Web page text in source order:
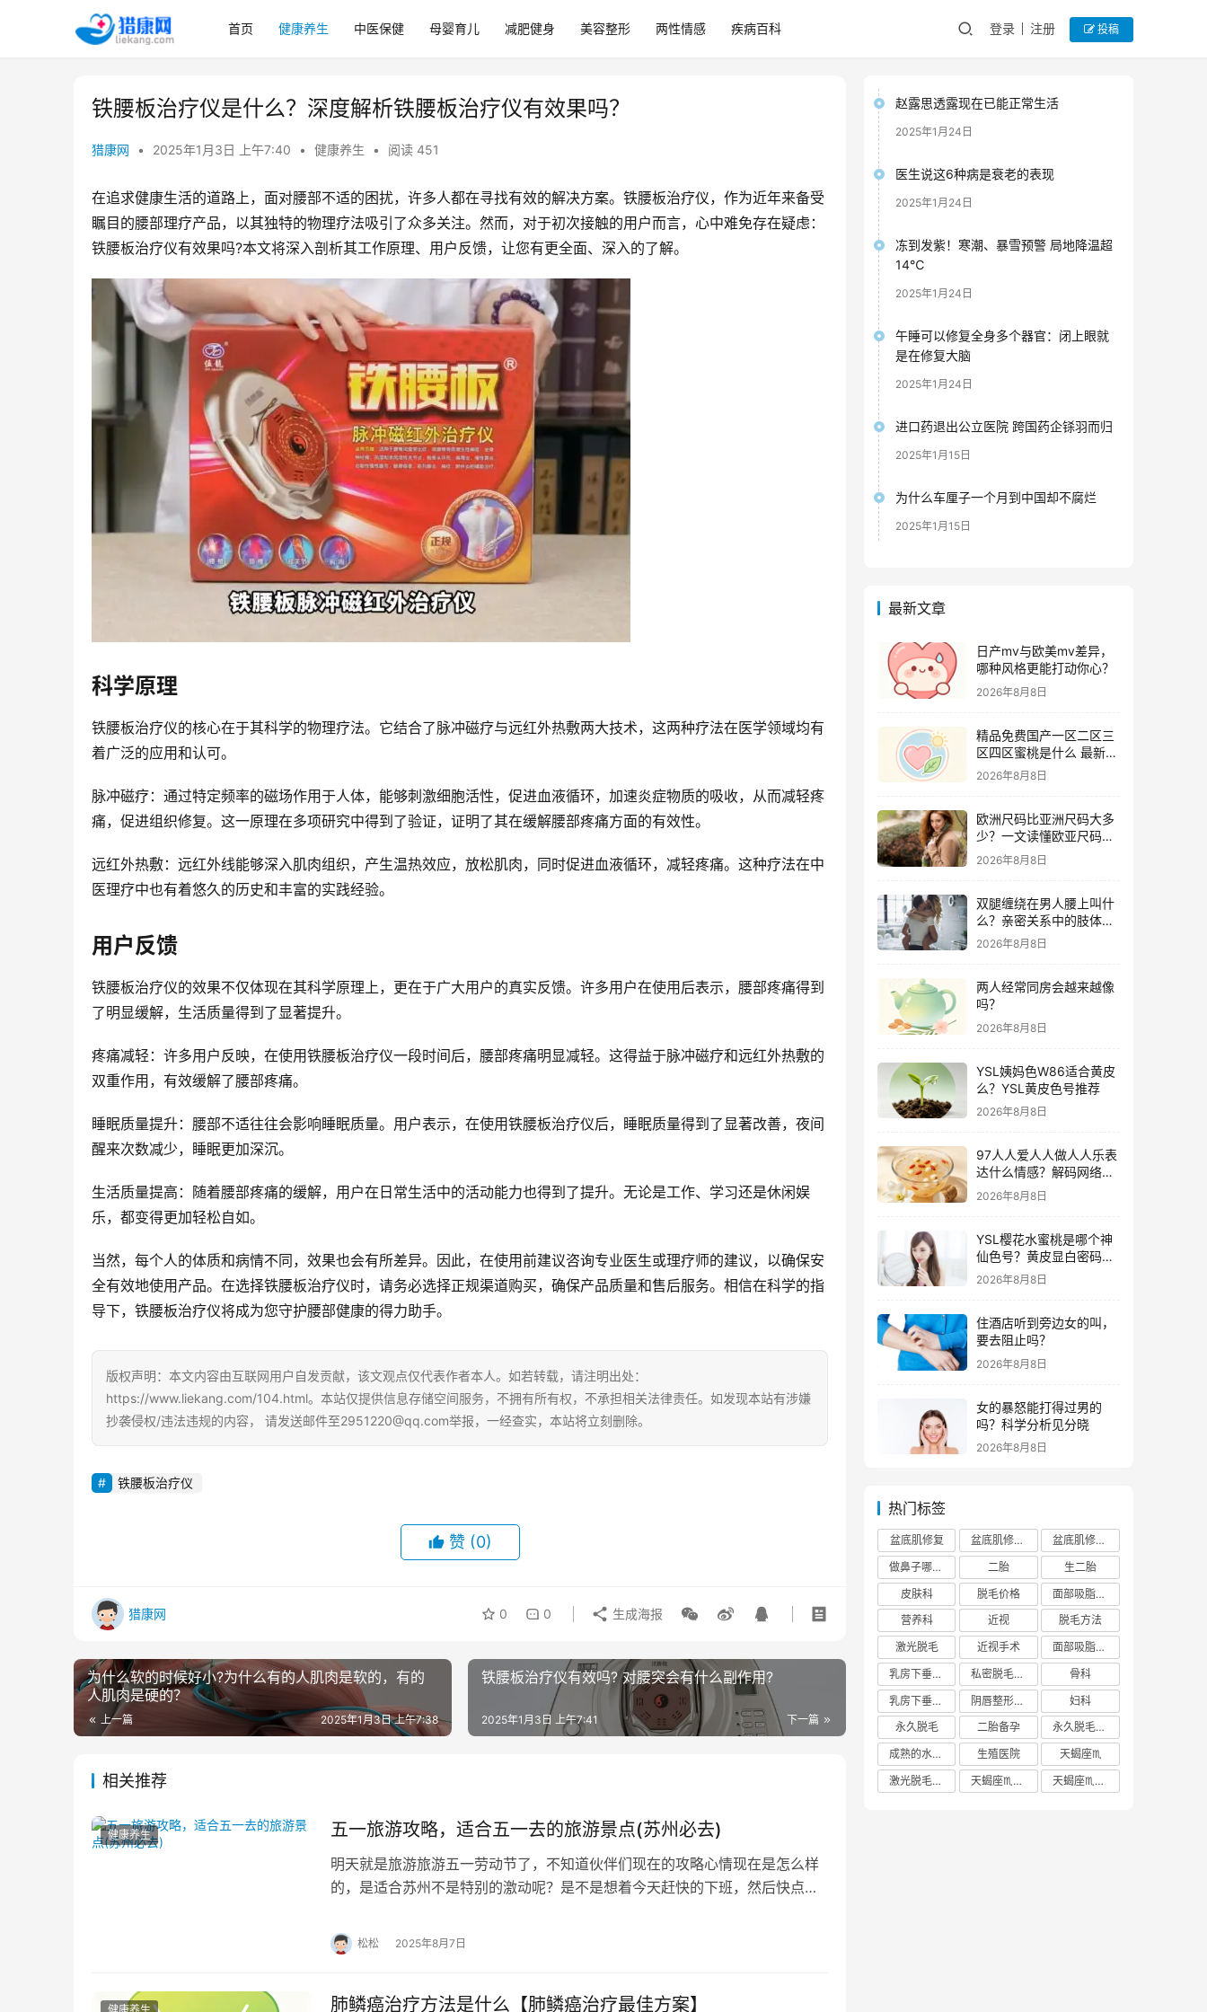
首页 健康养生 中医保健 母婴育儿 减肥健身 美容整形 两性情感 疾病百科 登录 注册 投稿
铁腰板治疗仪是什么？深度解析铁腰板治疗仪有效果吗？
猎康网 • 2025年1月3日 上午7:40 • 健康养生 • 阅读 451
在追求健康生活的道路上，面对腰部不适的困扰，许多人都在寻找有效的解决方案。铁腰板治疗仪，作为近年来备受
瞩目的腰部理疗产品，以其独特的物理疗法吸引了众多关注。然而，对于初次接触的用户而言，心中难免存在疑虑：
铁腰板治疗仪有效果吗?本文将深入剖析其工作原理、用户反馈，让您有更全面、深入的了解。
科学原理
铁腰板治疗仪的核心在于其科学的物理疗法。它结合了脉冲磁疗与远红外热敷两大技术，这两种疗法在医学领域均有
着广泛的应用和认可。
脉冲磁疗：通过特定频率的磁场作用于人体，能够刺激细胞活性，促进血液循环，加速炎症物质的吸收，从而减轻疼
痛，促进组织修复。这一原理在多项研究中得到了验证，证明了其在缓解腰部疼痛方面的有效性。
远红外热敷：远红外线能够深入肌肉组织，产生温热效应，放松肌肉，同时促进血液循环，减轻疼痛。这种疗法在中
医理疗中也有着悠久的历史和丰富的实践经验。
用户反馈
铁腰板治疗仪的效果不仅体现在其科学原理上，更在于广大用户的真实反馈。许多用户在使用后表示，腰部疼痛得到
了明显缓解，生活质量得到了显著提升。
疼痛减轻：许多用户反映，在使用铁腰板治疗仪一段时间后，腰部疼痛明显减轻。这得益于脉冲磁疗和远红外热敷的
双重作用，有效缓解了腰部疼痛。
睡眠质量提升：腰部不适往往会影响睡眠质量。用户表示，在使用铁腰板治疗仪后，睡眠质量得到了显著改善，夜间
醒来次数减少，睡眠更加深沉。
生活质量提高：随着腰部疼痛的缓解，用户在日常生活中的活动能力也得到了提升。无论是工作、学习还是休闲娱
乐，都变得更加轻松自如。
当然，每个人的体质和病情不同，效果也会有所差异。因此，在使用前建议咨询专业医生或理疗师的建议，以确保安
全有效地使用产品。在选择铁腰板治疗仪时，请务必选择正规渠道购买，确保产品质量和售后服务。相信在科学的指
导下，铁腰板治疗仪将成为您守护腰部健康的得力助手。
版权声明：本文内容由互联网用户自发贡献，该文观点仅代表作者本人。如若转载，请注明出处：
https://www.liekang.com/104.html。本站仅提供信息存储空间服务，不拥有所有权，不承担相关法律责任。如发现本站有涉嫌
抄袭侵权/违法违规的内容， 请发送邮件至2951220@qq.com举报，一经查实，本站将立刻删除。
铁腰板治疗仪
赞 (0)
猎康网 0 0 生成海报
为什么软的时候好小?为什么有的人肌肉是软的，有的
人肌肉是硬的？
上一篇 2025年1月3日 上午7:38
铁腰板治疗仪有效吗? 对腰突会有什么副作用?
下一篇
2025年1月3日 上午7:41
相关推荐
健康养生 五一旅游攻略，适合五一去的旅游景点(苏州必去)
明天就是旅游旅游五一劳动节了，不知道伙伴们现在的攻略心情现在是怎么样
的，是适合苏州不是特别的激动呢？是不是想着今天赶快的下班，然后快点体
松松 2025年8月7日
肺鳞癌治疗方法是什么【肺鳞癌治疗最佳方案】
赵露思透露现在已能正常生活
2025年1月24日
医生说这6种病是衰老的表现
2025年1月24日
冻到发紫！寒潮、暴雪预警 局地降温超
14℃
2025年1月24日
午睡可以修复全身多个器官：闭上眼就
是在修复大脑
2025年1月24日
进口药退出公立医院 跨国药企铩羽而归
2025年1月15日
为什么车厘子一个月到中国却不腐烂
2025年1月15日
最新文章
日产mv与欧美mv差异，
哪种风格更能打动你心？
2026年8月8日
精品免费国产一区二区三
区四区蜜桃是什么 最新追
剧攻略及资源甄别技巧
2026年8月8日
欧洲尺码比亚洲尺码大多
少？一文读懂欧亚尺码差
异与购物攻略
2026年8月8日
双腿缠绕在男人腰上叫什
么？亲密关系中的肢体语
言深度解析
2026年8月8日
两人经常同房会越来越像
吗？
2026年8月8日
YSL姨妈色W86适合黄皮
么？YSL黄皮色号推荐
2026年8月8日
97人人爱人人做人人乐表
达什么情感？解码网络世
代独特的社交共鸣
2026年8月8日
YSL樱花水蜜桃是哪个神
仙色号？黄皮显白密码全
解析
2026年8月8日
住酒店听到旁边女的叫，
要去阻止吗？
2026年8月8日
女的暴怒能打得过男的
吗？科学分析见分晓
2026年8月8日
热门标签
盆底肌修复 盆底肌修复医院排行榜
盆底肌修复多少钱
做鼻子哪个正规医院比较出名
二胎
生二胎
皮肤科
脱毛价格
面部吸脂费用
营养科
近视
脱毛方法
激光脱毛
近视手术
面部吸脂多少钱
乳房下垂矫正价格
私密脱毛方法
骨科
乳房下垂矫正费用
阴唇整形手术多少钱
妇科
永久脱毛
二胎备孕
永久脱毛方法
成熟的水蜜桃
生殖医院
天蝎座♏️
激光脱毛价格
天蝎座♏️女生 天蝎座♏️男生